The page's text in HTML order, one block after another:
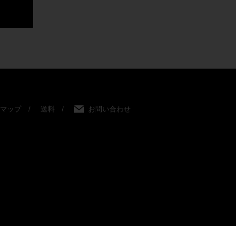
ップ 送料 お問い合わせ